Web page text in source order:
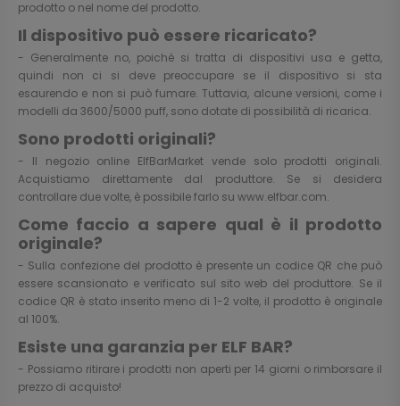
prodotto o nel nome del prodotto.
Il dispositivo può essere ricaricato?
- Generalmente no, poiché si tratta di dispositivi usa e getta,
quindi non ci si deve preoccupare se il dispositivo si sta
esaurendo e non si può fumare. Tuttavia, alcune versioni, come i
modelli da 3600/5000 puff, sono dotate di possibilità di ricarica.
Sono prodotti originali?
- Il negozio online ElfBarMarket vende solo prodotti originali.
Acquistiamo direttamente dal produttore. Se si desidera
controllare due volte, è possibile farlo su www.elfbar.com.
Come faccio a sapere qual è il prodotto
originale?
- Sulla confezione del prodotto è presente un codice QR che può
essere scansionato e verificato sul sito web del produttore. Se il
codice QR è stato inserito meno di 1-2 volte, il prodotto è originale
al 100%.
Esiste una garanzia per ELF BAR?
- Possiamo ritirare i prodotti non aperti per 14 giorni o rimborsare il
prezzo di acquisto!